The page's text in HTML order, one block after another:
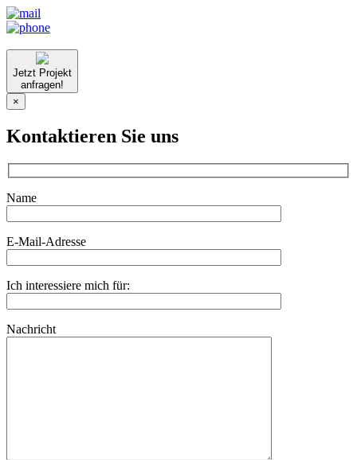
Jetzt Projekt
anfragen!
×
Kontaktieren Sie uns
Name
E-Mail-Adresse
Ich interessiere mich für:
Nachricht